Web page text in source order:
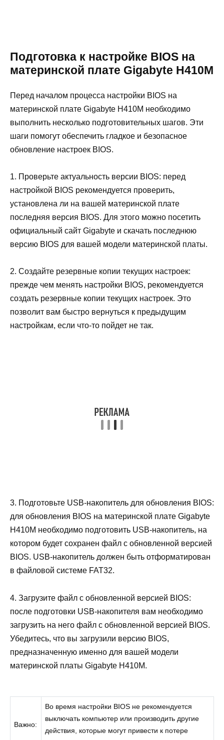
Подготовка к настройке BIOS на
материнской плате Gigabyte H410M
Перед началом процесса настройки BIOS на
материнской плате Gigabyte H410M необходимо
выполнить несколько подготовительных шагов. Эти
шаги помогут обеспечить гладкое и безопасное
обновление настроек BIOS.
1. Проверьте актуальность версии BIOS: перед
настройкой BIOS рекомендуется проверить,
установлена ли на вашей материнской плате
последняя версия BIOS. Для этого можно посетить
официальный сайт Gigabyte и скачать последнюю
версию BIOS для вашей модели материнской платы.
2. Создайте резервные копии текущих настроек:
прежде чем менять настройки BIOS, рекомендуется
создать резервные копии текущих настроек. Это
позволит вам быстро вернуться к предыдущим
настройкам, если что-то пойдет не так.
3. Подготовьте USB-накопитель для обновления BIOS:
для обновления BIOS на материнской плате Gigabyte
H410M необходимо подготовить USB-накопитель, на
котором будет сохранен файл с обновленной версией
BIOS. USB-накопитель должен быть отформатирован
в файловой системе FAT32.
4. Загрузите файл с обновленной версией BIOS:
после подготовки USB-накопителя вам необходимо
загрузить на него файл с обновленной версией BIOS.
Убедитесь, что вы загрузили версию BIOS,
предназначенную именно для вашей модели
материнской платы Gigabyte H410M.
Важно:
Во время настройки BIOS не рекомендуется
выключать компьютер или производить другие
действия, которые могут привести к потере